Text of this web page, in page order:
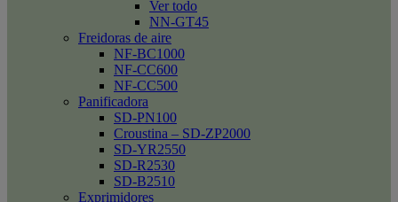
Ver todo
NN-GT45
Freidoras de aire
NF-BC1000
NF-CC600
NF-CC500
Panificadora
SD-PN100
Croustina – SD-ZP2000
SD-YR2550
SD-R2530
SD-B2510
Exprimidores